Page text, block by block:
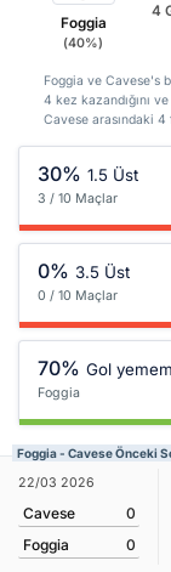
Foggia
(40%)
4
Foggia ve Cavese's
4 kez kazandığını
Cavese arasındaki
30% 1.5 Üst
3 / 10 Maçlar
0% 3.5 Üst
0 / 10 Maçlar
70% Gol
Foggia
Foggia - Cavese Önceki
22/03 2026
Cavese
0
Foggia
0